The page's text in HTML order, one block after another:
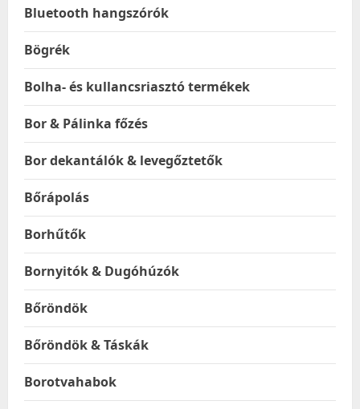
Bluetooth hangszórók
Bögrék
Bolha- és kullancsriasztó termékek
Bor & Pálinka főzés
Bor dekantálók & levegőztetők
Bőrápolás
Borhűtők
Bornyitók & Dugóhúzók
Bőröndök
Bőröndök & Táskák
Borotvahabok